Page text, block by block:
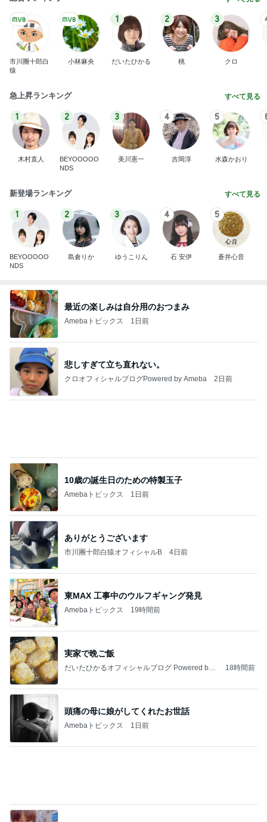
市川團十郎白
猿
小林麻央
1
だいたひかる
2
桃
3
クロ
急上昇ランキング すべて見る
1
木村直人
2
BEYOOOOO
NDS
3
美川憲一
4
吉岡淳
5
水森かおり
新登場ランキング すべて見る
1
BEYOOOOO
NDS
2
島倉りか
3
ゆうこりん
4
石 安伊
5
蒼井心音
最近の楽しみは自分用のおつまみ
Amebaトピックス 1日前
悲しすぎて立ち直れない。
クロオフィシャルブログPowered by Ameba 2日前
10歳の誕生日のための特製玉子
Amebaトピックス 1日前
ありがとうございます
市川團十郎白猿オフィシャルB 4日前
東MAX 工事中のウルフギャング発見
Amebaトピックス 19時間前
実家で晩ご飯
だいたひかるオフィシャルブログ Powered by
18時間前
頭痛の母に娘がしてくれたお世話
Amebaトピックス 1日前